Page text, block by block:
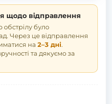
щодо відправлення
обстрілу було
Через це відправлення
на 2–3 дні.
та дякуємо за